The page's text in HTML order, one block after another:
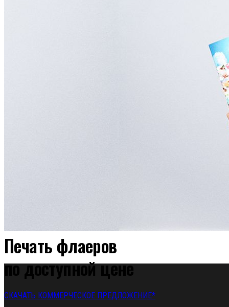
Печать флаеров
по доступной цене
СКАЧАТЬ КОММЕРЧЕСКОЕ ПРЕДЛОЖЕНИЕ*